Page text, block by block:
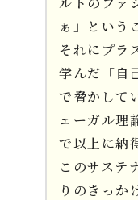
ぁ」という
それにプラ
学んだ「自
で脅かして
ェーガル理
で以上に納
このサステ
りのきっか